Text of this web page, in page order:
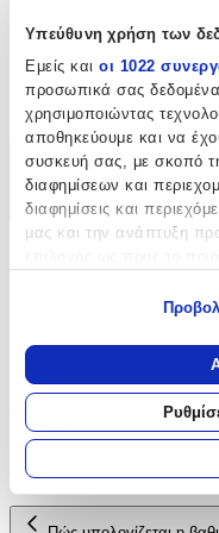
Υπεύθυνη χρήση των
Εμείς και οι 1022
προσωπικά σας
χρησιμοποιώντας
αποθηκεύουμε και να
συσκευή σας, με σκοπό
διαφημίσεων και
διαφημίσεις και
μας και την ανάπτυξη
Να συλλέξουμε
σας τοποθεσία, οι
απόσταση μερικών
Να
για συγκεκριμένα
Μάθετε περισσότερα
προσωπικών σας
στηνενότητα
Χαρακτηριστικά
Είδος:
Δαντέλες
Χαρακτηριστικά
+
Χαρακτηριστικά
Αξιολογήσεις
Προς το παρόν δεν
προστεθούν, θα